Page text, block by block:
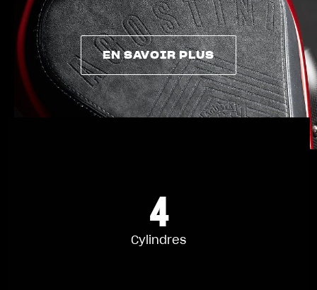
EN SAVOIR PLUS
EN SAVOIR PLUS
4
Cylindres